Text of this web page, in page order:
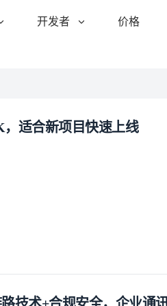
开发者 价格
适合新项目快速上线